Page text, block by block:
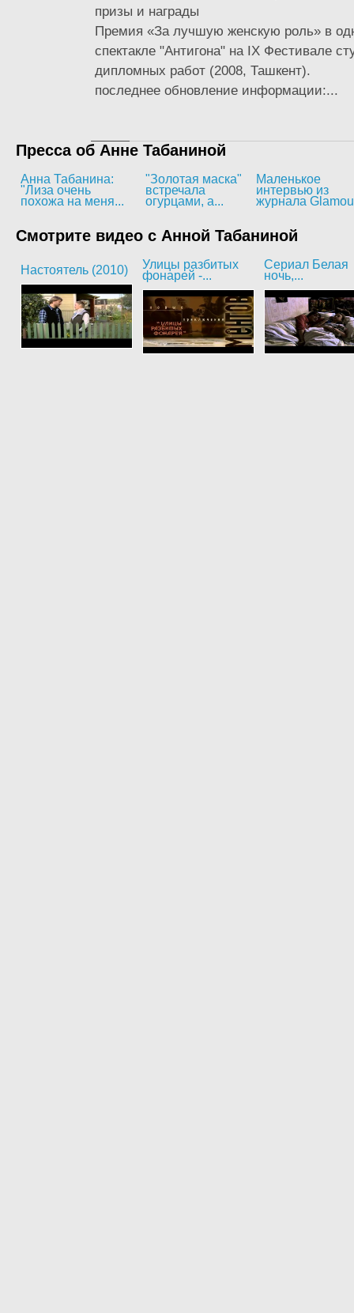
призы и награды
Премия «За лучшую женскую роль» в
спектакле "Антигона" на IX Фестивале
дипломных работ (2008, Ташкент).
последнее обновление информации:...
Пресса об Анне Табаниной
Анна Табанина:
"Лиза очень
похожа на меня...
"Золотая маска"
встречала
огурцами, а...
Маленькое
интервью из
журнала
Смотрите видео с Анной Табаниной
Настоятель (2010)
Улицы разбитых
фонарей -...
Сериал Белая
ночь,...